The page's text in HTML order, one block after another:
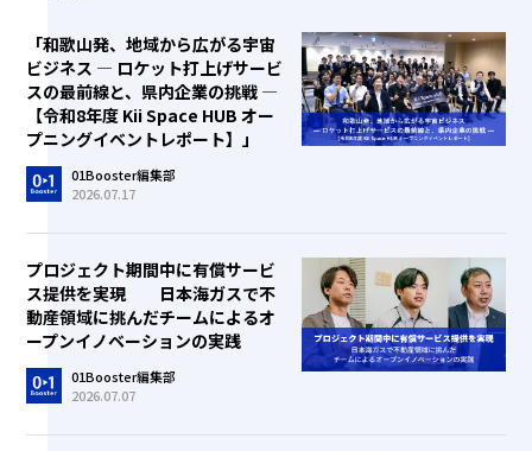
「和歌山発、地域から広がる宇宙
ビジネス ― ロケット打上げサービ
スの最前線と、県内企業の挑戦 ―
【令和8年度 Kii Space HUB オー
プニングイベントレポート】」
01Booster編集部
2026.07.17
プロジェクト期間中に有償サービ
ス提供を実現 日本海ガスで不
動産領域に挑んだチームによるオ
ープンイノベーションの実践
01Booster編集部
2026.07.07